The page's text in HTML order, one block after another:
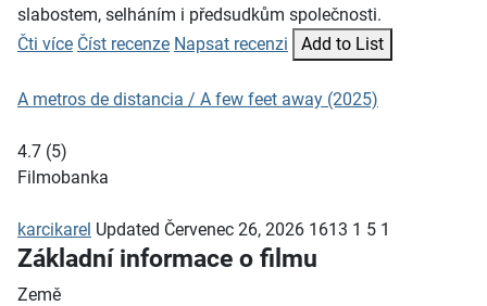
slabostem, selháním i předsudkům společnosti.
Čti více Číst recenze Napsat recenzi Add to List
A metros de distancia / A few feet away (2025)
4.7 (5)
Filmobanka
karcikarel Updated Červenec 26, 2026 1613 1 5 1
Základní informace o filmu
Země